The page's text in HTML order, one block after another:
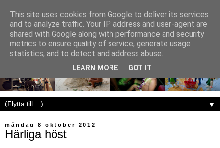
▼
måndag 8 oktober 2012
Härliga höst
This site uses cookies from Google to deliver its services
and to analyze traffic. Your IP address and user-agent are
shared with Google along with performance and security
metrics to ensure quality of service, generate usage
statistics, and to detect and address abuse.
LEARN MORE GOT IT